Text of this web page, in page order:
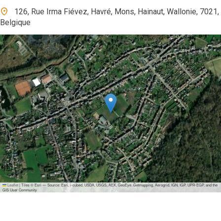
126, Rue Irma Fiévez, Havré, Mons, Hainaut, Wallonie, 7021,
Belgique
Leaflet |Tiles © Esri — Source: Esri, i-cubed, USDA, USGS, AEX, GeoEye, Getmapping, Aerogrid, IGN, IGP, UPR-EGP, and the
GIS User Community